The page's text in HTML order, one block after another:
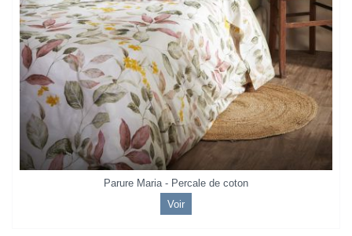
Parure Maria - Percale de coton
Voir